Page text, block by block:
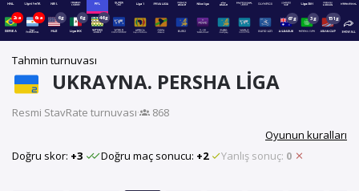
2sa 6sa 6g 6g 46g 67g 3g 151g
Tahmin turnuvası
UKRAYNA. PERSHA LIGA
Resmi StavRate turnuvası·
868
Oyunun kuralları
Doğru skor: +3 Doğru maç sonucu: +2 Yanlış sonuç: 0